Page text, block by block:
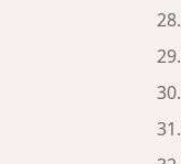
28.
29.
30.
31.